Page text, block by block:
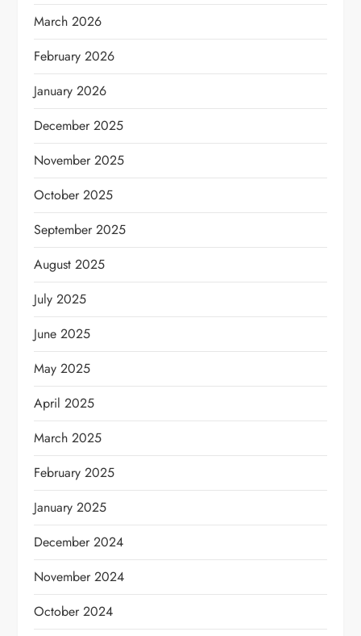
March 2026
February 2026
January 2026
December 2025
November 2025
October 2025
September 2025
August 2025
July 2025
June 2025
May 2025
April 2025
March 2025
February 2025
January 2025
December 2024
November 2024
October 2024